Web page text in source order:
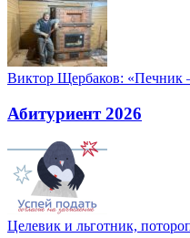
Виктор Щербаков: «Печник
Абитуриент 2026
Целевик и льготник,